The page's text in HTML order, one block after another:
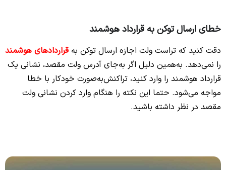
خطای ارسال توکن به‌ قرارداد هوشمند
دقت کنید که تراست ولت اجازه ارسال توکن به‌ قراردادهای هوشمند
را نمی‌دهد. به‌همین دلیل اگر به‌جای آدرس ولت مقصد، نشانی یک
قرارداد هوشمند را وارد کنید، تراکنش‌به‌صورت خودکار با خطا
مواجه می‌شود. حتما این نکته را هنگام وارد کردن نشانی ولت
مقصد در نظر داشته باشید.